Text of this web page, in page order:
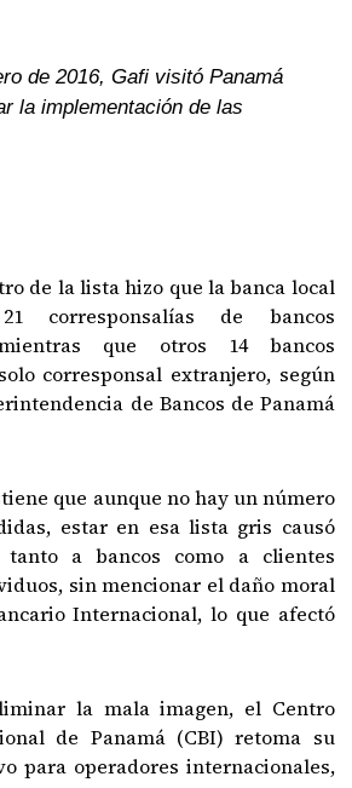
de 2016, Gafi visitó Panamá
la implementación de las
de la lista hizo que la banca local
corresponsalías de bancos
que otros 14 bancos
corresponsal extranjero, según
de Bancos de Panamá
que aunque no hay un número
estar en esa lista gris causó
tanto a bancos como a clientes
sin mencionar el daño moral
Internacional, lo que afectó
la mala imagen, el Centro
de Panamá (CBI) retoma su
para operadores internacionales,